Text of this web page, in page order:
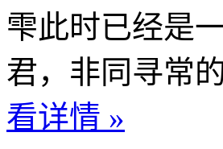
雫此时已经是
君，非同寻常
看详情 »